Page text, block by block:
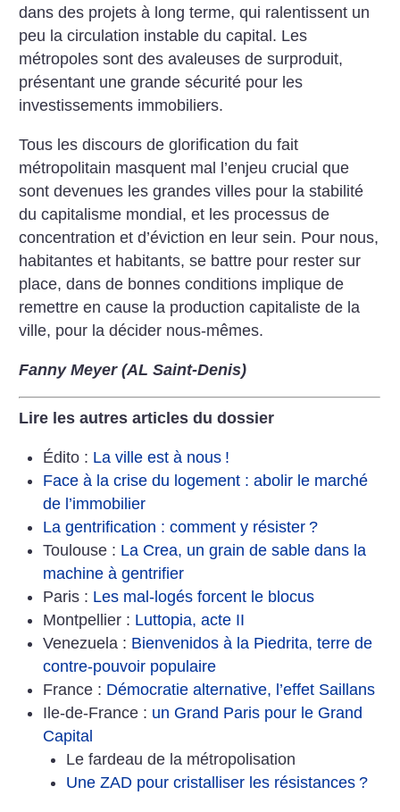
dans des projets à long terme, qui ralentissent un
peu la circulation instable du capital. Les
métropoles sont des avaleuses de surproduit,
présentant une grande sécurité pour les
investissements immobiliers.
Tous les discours de glorification du fait
métropolitain masquent mal l’enjeu crucial que
sont devenues les grandes villes pour la stabilité
du capitalisme mondial, et les processus de
concentration et d’éviction en leur sein. Pour nous,
habitantes et habitants, se battre pour rester sur
place, dans de bonnes conditions implique de
remettre en cause la production capitaliste de la
ville, pour la décider nous-mêmes.
Fanny Meyer (AL Saint-Denis)
Lire les autres articles du dossier
Édito : La ville est à nous !
Face à la crise du logement : abolir le marché
de l’immobilier
La gentrification : comment y résister ?
Toulouse : La Crea, un grain de sable dans la
machine à gentrifier
Paris : Les mal-logés forcent le blocus
Montpellier : Luttopia, acte II
Venezuela : Bienvenidos à la Piedrita, terre de
contre-pouvoir populaire
France : Démocratie alternative, l’effet Saillans
Ile-de-France : un Grand Paris pour le Grand
Capital
Le fardeau de la métropolisation
Une ZAD pour cristalliser les résistances ?